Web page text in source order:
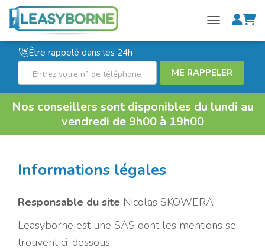
M
o
n
o
m
p
P
a
e
R
Être rappelé dans les 24h
ME RAPPELER
Nos conseillers sont disponibles du lundi au
vendredi de 9h00 à 19h00
Informations légales
Responsable du site Nicolas SKOWERA
Leasyborne est une SAS dont les mentions se
trouvent ci-dessous